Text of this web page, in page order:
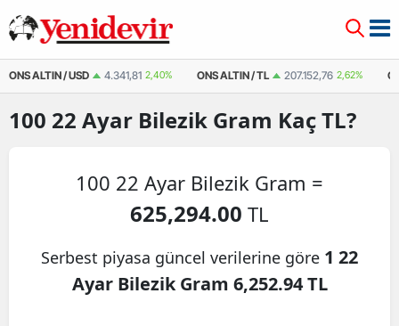
ONS ALTIN / USD 4.341,81 2,40% ONS ALTIN / TL 207.152,76 2,62%
100 22 Ayar Bilezik Gram Kaç TL?
100 22 Ayar Bilezik Gram =
625,294.00 TL
Serbest piyasa güncel verilerine göre 1 22
Ayar Bilezik Gram 6,252.94 TL